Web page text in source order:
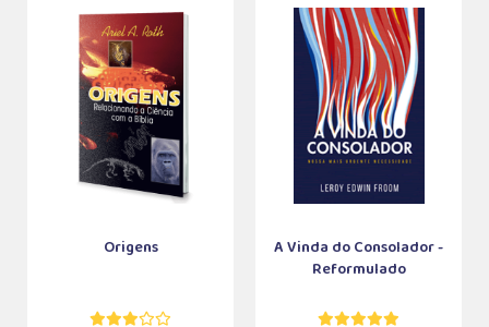
Origens
A Vinda do Consolador -
Reformulado